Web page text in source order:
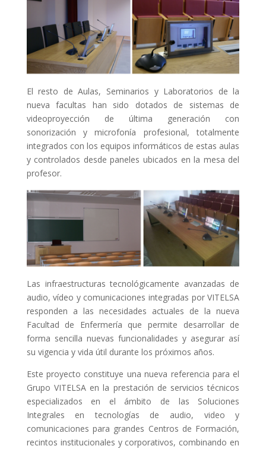
El resto de Aulas, Seminarios y Laboratorios de la
nueva facultas han sido dotados de sistemas de
videoproyección de última generación con
sonorización y microfonía profesional, totalmente
integrados con los equipos informáticos de estas aulas
y controlados desde paneles ubicados en la mesa del
profesor.
Las infraestructuras tecnológicamente avanzadas de
audio, vídeo y comunicaciones integradas por VITELSA
responden a las necesidades actuales de la nueva
Facultad de Enfermería que permite desarrollar de
forma sencilla nuevas funcionalidades y asegurar así
su vigencia y vida útil durante los próximos años.
Este proyecto constituye una nueva referencia para el
Grupo VITELSA en la prestación de servicios técnicos
especializados en el ámbito de las Soluciones
Integrales en tecnologías de audio, video y
comunicaciones para grandes Centros de Formación,
recintos institucionales y corporativos, combinando en